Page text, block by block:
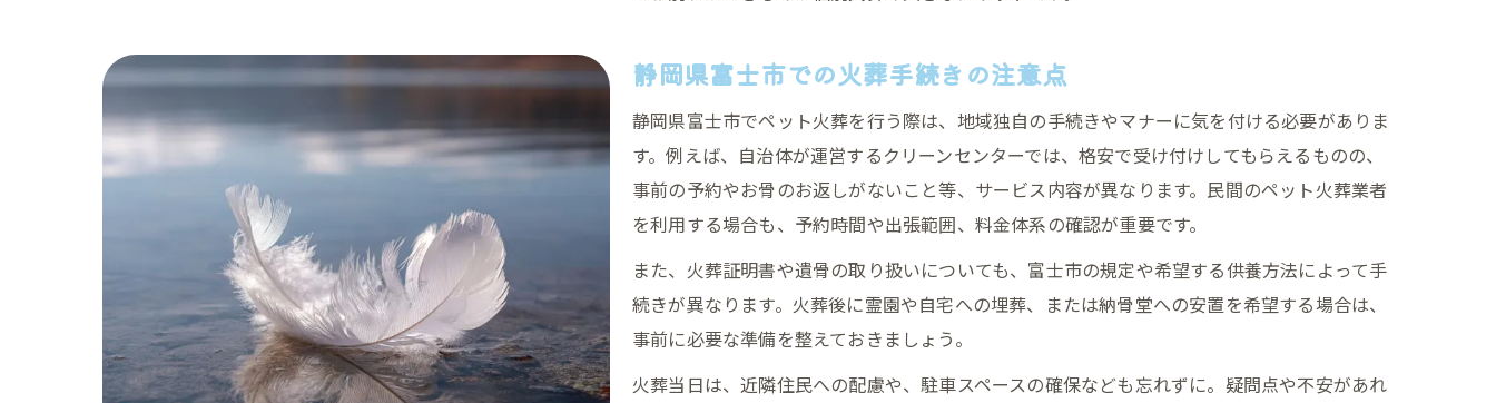
静岡県富士市で気をつけるべき手続き
ペット火葬で起こりやすいトラブル例
安心して個別火葬を選ぶための比較法
火葬後のアフターサポートの重要性
天国への扉ペットメモリアル静岡富士宮
静岡県富士市での火葬手続きの注意点
静岡県富士市でペット火葬を行う際は、地域独自の手続きやマナーに気を付ける必要がありま
す。例えば、自治体が運営するクリーンセンターでは、格安で受け付けしてもらえるものの、
事前の予約やお骨のお返しがないこと等、サービス内容が異なります。民間のペット火葬業者
を利用する場合も、予約時間や出張範囲、料金体系の確認が重要です。
また、火葬証明書や遺骨の取り扱いについても、富士市の規定や希望する供養方法によって手
続きが異なります。火葬後に霊園や自宅への埋葬、または納骨堂への安置を希望する場合は、
事前に必要な準備を整えておきましょう。
火葬当日は、近隣住民への配慮や、駐車スペースの確保なども忘れずに。疑問点や不安があれ